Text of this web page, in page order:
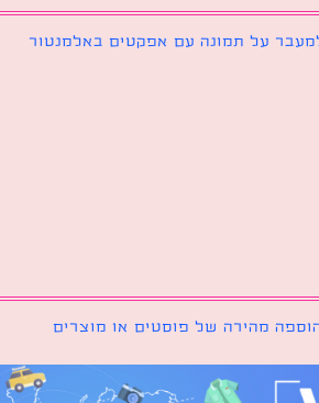
תמונה עם אפקטים באלמנטור
של פוסטים או מוצרים